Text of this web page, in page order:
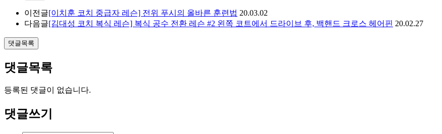
이전글[이치훈 코치 중급자 레슨] 전위 푸시의 올바른 훈련법 20.03.02
다음글[김대성 코치 복식 레슨] 복식 공수 전환 레슨 #2 왼쪽 코트에서 드라이브 후, 백핸드 크로스 헤어핀 20.02.27
댓글목록
댓글목록
등록된 댓글이 없습니다.
댓글쓰기